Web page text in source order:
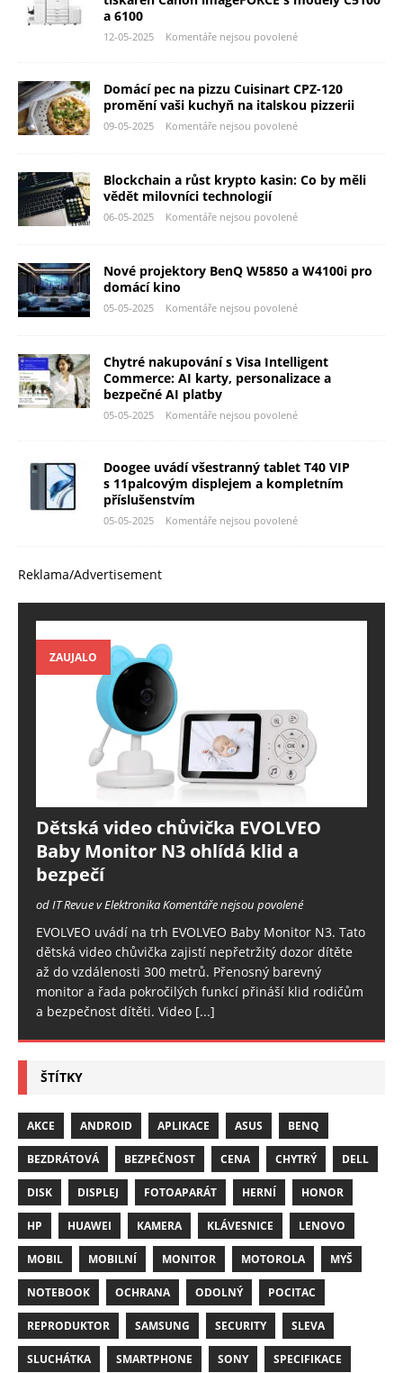
a 6100
12-05-2025 Komentáře nejsou povolené
Domácí pec na pizzu Cuisinart CPZ-120
promění vaši kuchyň na italskou pizzerii
09-05-2025 Komentáře nejsou povolené
Blockchain a růst krypto kasin: Co by měli
vědět milovníci technologií
06-05-2025 Komentáře nejsou povolené
Nové projektory BenQ W5850 a W4100i pro
domácí kino
05-05-2025 Komentáře nejsou povolené
Chytré nakupování s Visa Intelligent
Commerce: AI karty, personalizace a
bezpečné AI platby
05-05-2025 Komentáře nejsou povolené
Doogee uvádí všestranný tablet T40 VIP
s 11palcovým displejem a kompletním
příslušenstvím
05-05-2025 Komentáře nejsou povolené
Reklama/Advertisement
ZAUJALO
Dětská video chůvička EVOLVEO
Baby Monitor N3 ohlídá klid a
bezpečí
od IT Revue v ElektronikaKomentáře nejsou povolené
EVOLVEO uvádí na trh EVOLVEO Baby Monitor N3. Tato
dětská video chůvička zajistí nepřetržitý dozor dítěte
až do vzdálenosti 300 metrů. Přenosný barevný
monitor a řada pokročilých funkcí přináší klid rodičům
a bezpečnost dítěti. Video [...]
ŠTÍTKY
AKCE ANDROID APLIKACE ASUS BENQ
BEZDRÁTOVÁ BEZPEČNOST CENA CHYTRÝ DELL
DISK DISPLEJ FOTOAPARÁT HERNÍ HONOR
HP HUAWEI KAMERA KLÁVESNICE LENOVO
MOBIL MOBILNÍ MONITOR MOTOROLA MYŠ
NOTEBOOK OCHRANA ODOLNÝ POCITAC
REPRODUKTOR SAMSUNG SECURITY SLEVA
SLUCHÁTKA SMARTPHONE SONY SPECIFIKACE